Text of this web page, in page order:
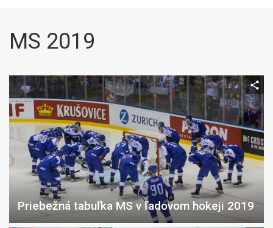
MS 2019
Priebežná tabuľka MS v ľadovom hokeji 2019